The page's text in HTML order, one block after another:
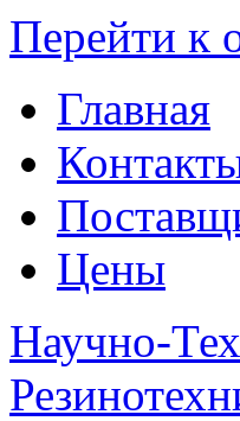
Перейти к
Главная
Цены
Научно-